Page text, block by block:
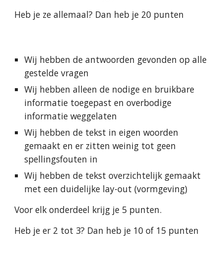
Heb je ze allemaal? Dan heb je 20 punten
Wij hebben de antwoorden gevonden op alle
gestelde vragen
Wij hebben alleen de nodige en bruikbare
informatie toegepast en overbodige
informatie weggelaten
Wij hebben de tekst in eigen woorden
gemaakt en er zitten weinig tot geen
spellingsfouten in
Wij hebben de tekst overzichtelijk gemaakt
met een duidelijke lay-out (vormgeving)
Voor elk onderdeel krijg je 5 punten.
Heb je er 2 tot 3? Dan heb je 10 of 15 punten